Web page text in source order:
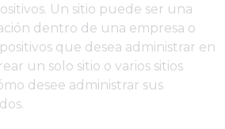
Un sitio puede ser una
dentro de una empresa o
que desea administrar en
un solo sitio o varios sitios
desee administrar sus